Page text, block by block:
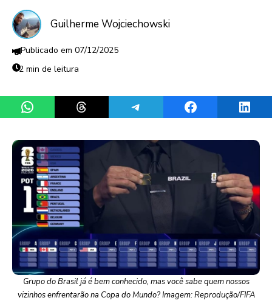
Guilherme Wojciechowski
07/12/2025
2 min de leitura
Share on WhatsAppShare on ThreadsShare on TelegramShare on Facebook
Grupo do Brasil já é bem conhecido, mas você sabe quem nossos
vizinhos enfrentarão na Copa do Mundo? Imagem: Reprodução/FIFA